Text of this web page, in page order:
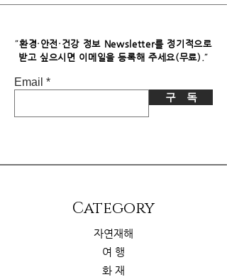
파트너스로부터 소정의 수수료를 받습
없습니다.
"환경·안전·건강 정보 Newsletter를 정기적으로
받고 싶으시면​ 이메일을 등록해 주세요(무료)."
Email
구 독
​Category
자연재해
여 행
화 재